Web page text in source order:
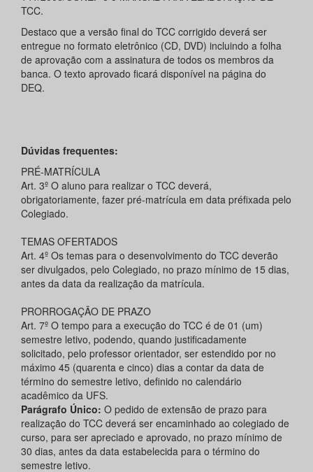
TCC.
Destaco que a versão final do TCC corrigido deverá ser
entregue no formato eletrônico (CD, DVD) incluindo a folha
de aprovação com a assinatura de todos os membros da
banca. O texto aprovado ficará disponível na página do
DEQ.
Dúvidas frequentes:
PRÉ-MATRÍCULA
Art. 3º O aluno para realizar o TCC deverá,
obrigatoriamente, fazer pré-matrícula em data préfixada pelo
Colegiado.
TEMAS OFERTADOS
Art. 4º Os temas para o desenvolvimento do TCC deverão
ser divulgados, pelo Colegiado, no prazo mínimo de 15 dias,
antes da data da realização da matrícula.
PRORROGAÇÃO DE PRAZO
Art. 7º O tempo para a execução do TCC é de 01 (um)
semestre letivo, podendo, quando justificadamente
solicitado, pelo professor orientador, ser estendido por no
máximo 45 (quarenta e cinco) dias a contar da data de
término do semestre letivo, definido no calendário
acadêmico da UFS.
Parágrafo Único: O pedido de extensão de prazo para
realização do TCC deverá ser encaminhado ao colegiado de
curso, para ser apreciado e aprovado, no prazo mínimo de
30 dias, antes da data estabelecida para o término do
semestre letivo.